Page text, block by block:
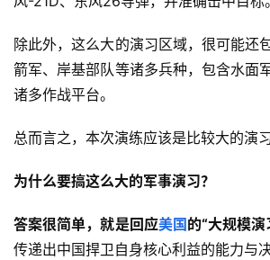
除此外，这么大的演习区域，很可能还
箭军、岸基部队等诸多兵种，包含水面
诸多作战平台。
总而言之，本次演练应该是比较大的演习
为什么要搞这么大的军事演习？
答案很简单，就是回应美国 的“大规模演
传递出中国捍卫自身核心利益的能力与决